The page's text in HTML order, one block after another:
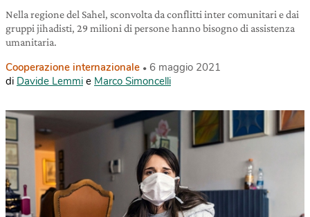
Nella regione del Sahel, sconvolta da conflitti inter comunitari e dai
gruppi jihadisti, 29 milioni di persone hanno bisogno di assistenza
umanitaria.
Cooperazione internazionale
6 maggio 2021
di Davide Lemmi e Marco Simoncelli